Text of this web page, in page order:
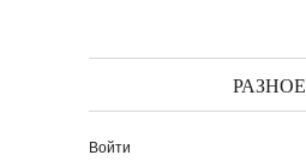
РАЗНОЕ
Войти